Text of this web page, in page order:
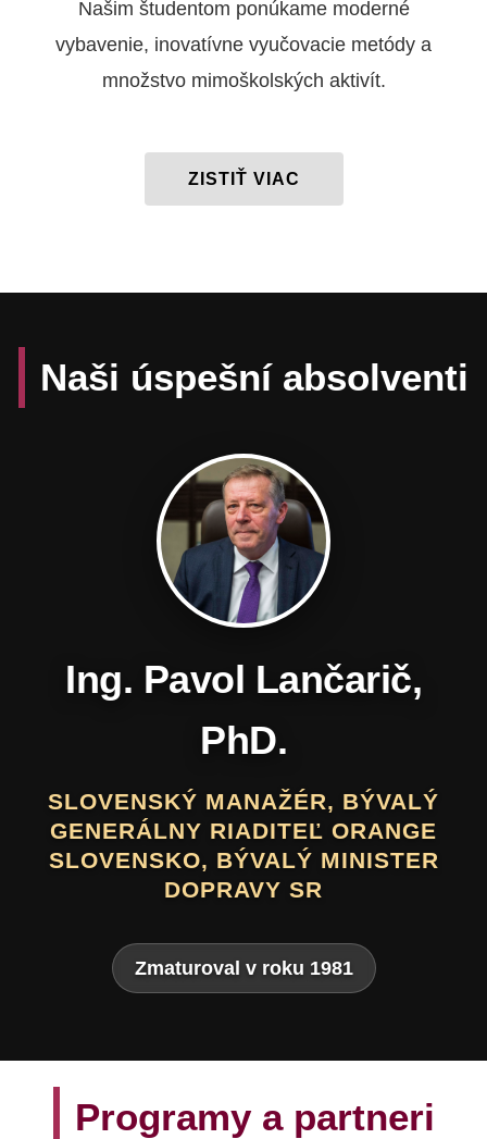
Našim študentom ponúkame moderné
vybavenie, inovatívne vyučovacie metódy a
množstvo mimoškolských aktivít.
ZISTIŤ VIAC
Naši úspešní absolventi
Daniel Hevier
SLOVENSKÝ BÁSNIK, PROZAIK,
DRAMATIK, SCENÁRISTA, TEXTÁR,
VÝTVARNÍK A AUTOR LITERATÚRY
PRE DETI A MLÁDEŽ
Programy a partneri